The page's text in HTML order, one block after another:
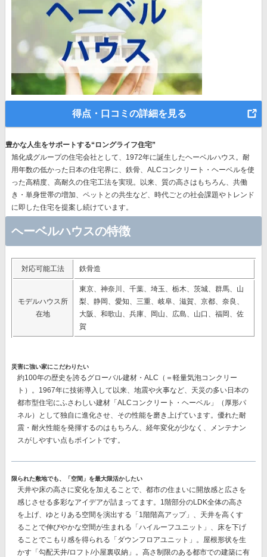
得点・口コミの詳細を見る
豊かな人生をサポートする“ロングライフ住宅”
旭化成グループの住宅会社として、1972年に誕生したヘーベルハウス。耐
用年数の低かった日本の住宅界に、鉄骨、ALCコンクリート・ヘーベルを使
った高精度、高耐久の住宅工法を実現。以来、質の高さはもちろん、共働
き・単身世帯の増加、ペットとの共生など、時代ごとの社会課題やトレンド
に即した住宅を提案し続けています。
ヘーベルハウスの特徴
対応可能工法 鉄骨造
モデルハウス所
在地
東京、神奈川、千葉、埼玉、栃木、茨城、群馬、山
梨、静岡、愛知、三重、岐阜、滋賀、京都、奈良、
大阪、和歌山、兵庫、岡山、広島、山口、福岡、佐
賀
災害に強い家にこだわりたい
約100年の歴史を誇るグローバル建材・ALC（＝軽量気泡コンクリー
ト）。1967年に技術導入して以来、地震や火事など、天災の多い日本の
都市型住宅にふさわしい建材 「ALCコンクリート・ヘーベル」（厚形パ
ネル）
として独自に進化させ、その性能を磨き上げています。優れた耐
震・耐火性能を発揮するのはもちろん、経年変化が少なく、メンテナン
スがしやすい点もポイントです。
限られた敷地でも、「空間」を最大限活かしたい
天井や床の高さに変化を加えることで、都市の住まいに開放感と広さを
感じさせる多彩なアイデアが詰まってます。1階部分のLDK全体の高さ
を上げ、ゆとりある空間を演出する「1階階高アップ」、天井を高くす
ることで伸びやかな空間が生まれる「ハイルーフユニット」、床を下げ
ることでこもり感を得られる「ダウンフロアユニット」。屋根形状を生
かす「勾配天井/ロフト/小屋裏収納」。高さ制限のある都市での建築に有